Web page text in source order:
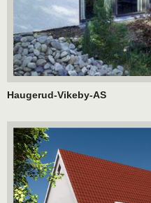
Haugerud-Vikeby-AS